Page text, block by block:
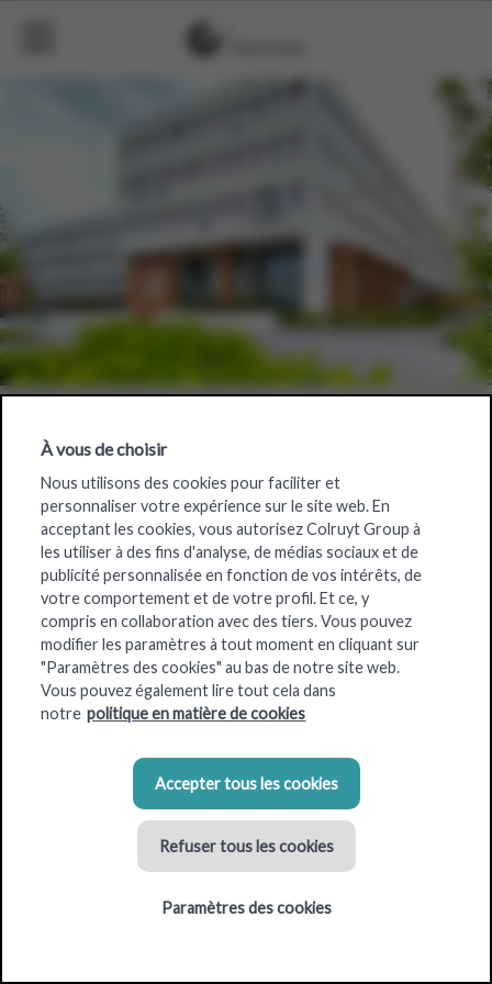
OKay
OKay est lesupermarché de proximité pratiqueoù l’on peut
faire des courses rapides, faciles et bon marché au quotidien,
sur une superficie compacte. Et de manière agréable. En effet,
comme auprès de toutes les marques et enseignes de Colruyt
Group, nos collaborateurs se font un plaisir de vous aider.
Et comme nous nous trouvons à desendroits facilement
accessibles, vous évitez les embouteillages et les longues
facilement une place de parking.
Critères pour l'emplacement des magasins
Superficie du bâtiment : 800 m² – 1 000 m²
À vous de choisir
Nous utilisons des cookies pour faciliter et
personnaliser votre expérience sur le site web. En
acceptant les cookies, vous autorisez Colruyt Group à
les utiliser à des fins d'analyse, de médias sociaux et de
publicité personnalisée en fonction de vos intérêts, de
votre comportement et de votre profil. Et ce, y
compris en collaboration avec des tiers. Vous pouvez
modifier les paramètres à tout moment en cliquant sur
"Paramètres des cookies" au bas de notre site web.
Vous pouvez également lire tout cela dans
notre politique en matière de cookies
Accepter tous les cookies
Refuser tous les cookies
Paramètres des cookies